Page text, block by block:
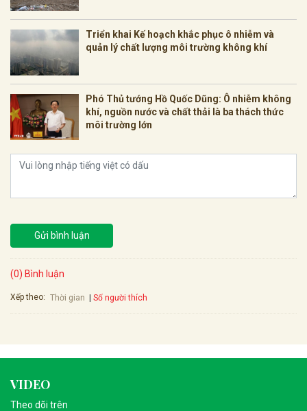
Triển khai Kế hoạch khắc phục ô nhiễm và
quản lý chất lượng môi trường không khí
Phó Thủ tướng Hồ Quốc Dũng: Ô nhiễm không
khí, nguồn nước và chất thải là ba thách thức
môi trường lớn
Gửi bình luận
(0) Bình luận
Xếp theo: Thời gian Số người thích
VIDEO
Theo dõi trên